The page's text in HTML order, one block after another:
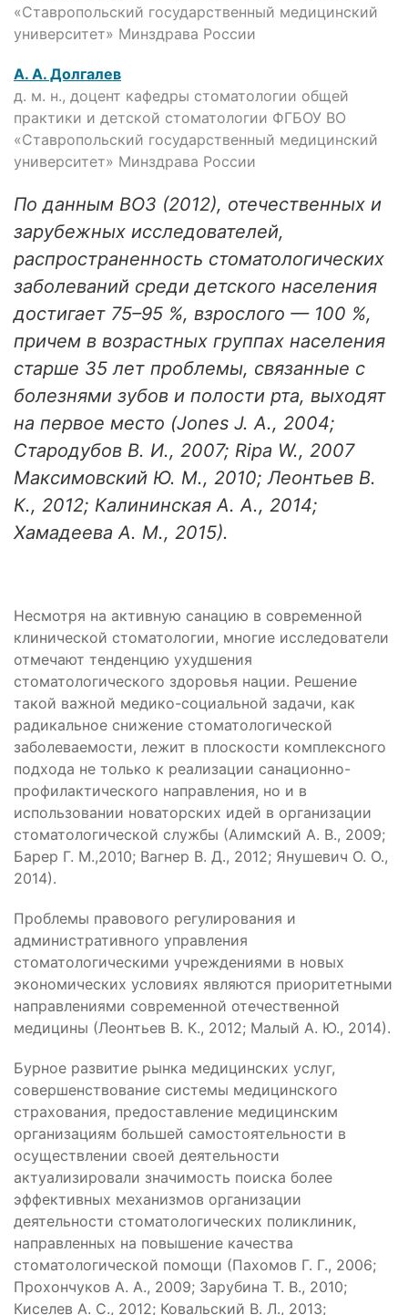
«Ставропольский государственный медицинский
университет» Минздрава России
А. А. Долгалев
д. м. н., доцент кафедры стоматологии общей
практики и детской стоматологии ФГБОУ ВО
«Ставропольский государственный медицинский
университет» Минздрава России
По данным ВОЗ (2012), отечественных и
зарубежных исследователей,
распространенность стоматологических
заболеваний среди детского населения
достигает 75–95 %, взрослого — 100 %,
причем в возрастных группах населения
старше 35 лет проблемы, связанные с
болезнями зубов и полости рта, выходят
на первое место (Jones J. A., 2004;
Стародубов В. И., 2007; Ripa W., 2007
Максимовский Ю. М., 2010; Леонтьев В.
К., 2012; Калининская А. А., 2014;
Хамадеева А. М., 2015).
Несмотря на активную санацию в современной
клинической стоматологии, многие исследователи
отмечают тенденцию ухудшения
стоматологического здоровья нации. Решение
такой важной медико-социальной задачи, как
радикальное снижение стоматологической
заболеваемости, лежит в плоскости комплексного
подхода не только к реализации санационно-
профилактического направления, но и в
использовании новаторских идей в организации
стоматологической службы (Алимский А. В., 2009;
Барер Г. М.,2010; Вагнер В. Д., 2012; Янушевич О. О.,
2014).
Проблемы правового регулирования и
административного управления
стоматологическими учреждениями в новых
экономических условиях являются приоритетными
направлениями современной отечественной
медицины (Леонтьев В. К., 2012; Малый А. Ю., 2014).
Бурное развитие рынка медицинских услуг,
совершенствование системы медицинского
страхования, предоставление медицинским
организациям большей самостоятельности в
осуществлении своей деятельности
актуализировали значимость поиска более
эффективных механизмов организации
деятельности стоматологических поликлиник,
направленных на повышение качества
стоматологической помощи (Пахомов Г. Г., 2006;
Прохончуков А. А., 2009; Зарубина Т. В., 2010;
Киселев А. С., 2012; Ковальский В. Л., 2013;